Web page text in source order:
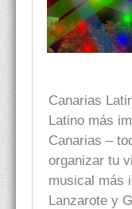
Canarias
Latino más
Canarias –
organizar tu
musical más
Lanzarote y